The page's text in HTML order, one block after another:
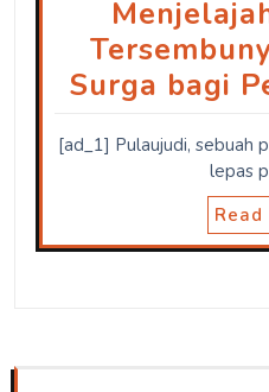
Surga bagi
[ad_1] Pulaujudi, sebuah
lepas
Read